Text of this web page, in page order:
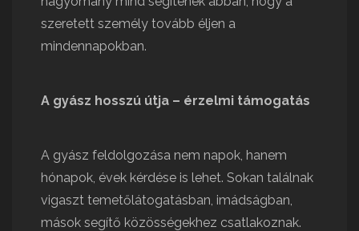
szeretett személy tovább éljen a
mindennapokban.
A gyász hosszú útja – érzelmi támogatás
A gyász feldolgozása nem napok, hanem
hónapok, évek kérdése is lehet. Sokan találnak
vigaszt temetőlátogatásban, imádságban,
mások segítő közösségekhez csatlakoznak.